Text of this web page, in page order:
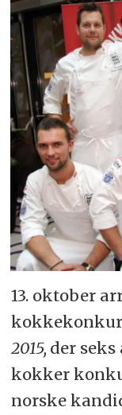
13. oktober
2015, der
kokker
norske